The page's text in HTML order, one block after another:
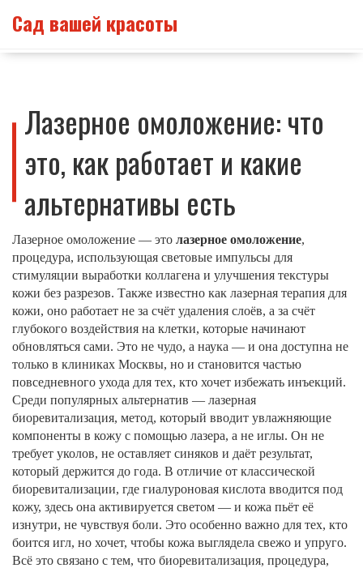
Сад вашей красоты
Лазерное омоложение: что
это, как работает и какие
альтернативы есть
Лазерное омоложение — это лазерное омоложение,
процедура, использующая световые импульсы для
стимуляции выработки коллагена и улучшения текстуры
кожи без разрезов. Также известно как лазерная терапия для
кожи, оно работает не за счёт удаления слоёв, а за счёт
глубокого воздействия на клетки, которые начинают
обновляться сами. Это не чудо, а наука — и она доступна не
только в клиниках Москвы, но и становится частью
повседневного ухода для тех, кто хочет избежать инъекций.
Среди популярных альтернатив — лазерная
биоревитализация, метод, который вводит увлажняющие
компоненты в кожу с помощью лазера, а не иглы. Он не
требует уколов, не оставляет синяков и даёт результат,
который держится до года. В отличие от классической
биоревитализации, где гиалуроновая кислота вводится под
кожу, здесь она активируется светом — и кожа пьёт её
изнутри, не чувствуя боли. Это особенно важно для тех, кто
боится игл, но хочет, чтобы кожа выглядела свежо и упруго.
Всё это связано с тем, что биоревитализация, процедура,